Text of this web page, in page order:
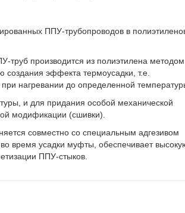
ППУ-трубопроводов в
труб производится из полиэтилена методом
создания эффекта термоусадки, т.е.
нагревании до определенной
и для придания особой механической
модификации (сшивки).
совместно со специальным адгезивом
время усадки муфты, обеспечивает
ППУ-стыков.